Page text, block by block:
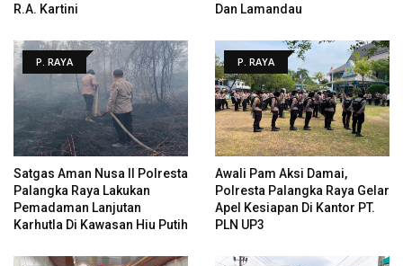
R.A. Kartini
Dan Lamandau
P. RAYA
Satgas Aman Nusa II Polresta
Palangka Raya Lakukan
Pemadaman Lanjutan
Karhutla Di Kawasan Hiu Putih
P. RAYA
Awali Pam Aksi Damai,
Polresta Palangka Raya Gelar
Apel Kesiapan Di Kantor PT.
PLN UP3